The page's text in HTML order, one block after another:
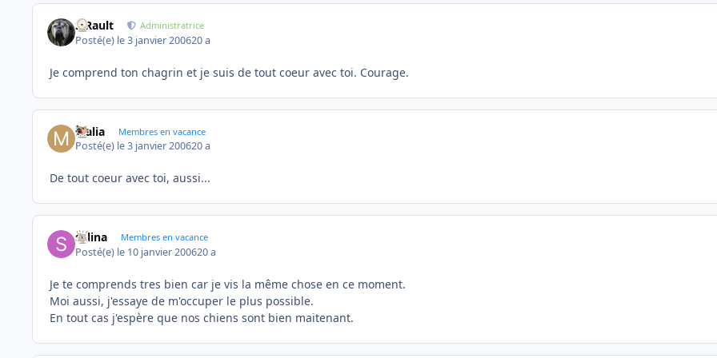
S.Rault Administratrice
Posté(e) le 3 janvier 200620 a
Je comprend ton chagrin et je suis de tout coeur avec toi. Courage.
Malia Membres en vacance
Posté(e) le 3 janvier 200620 a
De tout coeur avec toi, aussi...
selina Membres en vacance
Posté(e) le 10 janvier 200620 a
Je te comprends tres bien car je vis la même chose en ce moment.
Moi aussi, j'essaye de m'occuper le plus possible.
En tout cas j'espère que nos chiens sont bien maitenant.